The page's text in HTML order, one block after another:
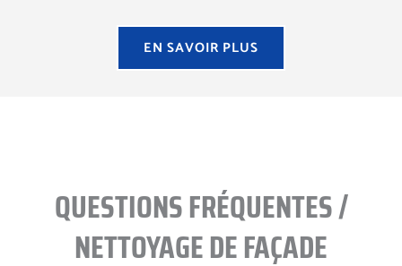
EN SAVOIR PLUS
QUESTIONS FRÉQUENTES /
NETTOYAGE DE FAÇADE